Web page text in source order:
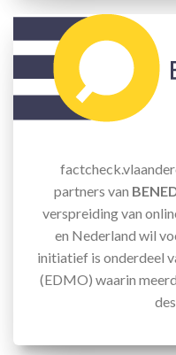
partners van
verspreiding van
en Nederland wil
initiatief is onderdeel
(EDMO) waarin